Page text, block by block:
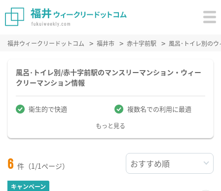
福井ウィークリードットコム 福井市 赤十字前駅 風呂･トイレ別の
風呂･トイレ別/赤十字前駅のマンスリーマンション・ウィー
クリーマンション情報
衛生的で快適 複数名での利用に最適
もっと見る
6 件（1/1ページ）
キャンペーン